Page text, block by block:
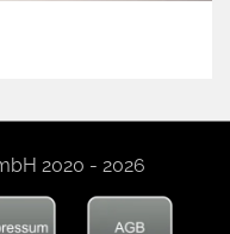
2020 - 2026